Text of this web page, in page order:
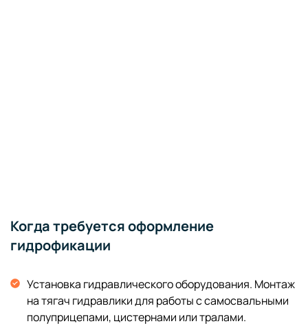
Когда требуется оформление
гидрофикации
Установка гидравлического оборудования. Монтаж
на тягач гидравлики для работы с самосвальными
полуприцепами, цистернами или тралами.